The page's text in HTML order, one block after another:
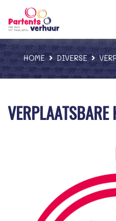
HOME DIVERSE
VERPLAATSBARE